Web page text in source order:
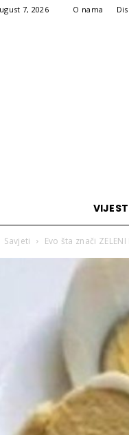
7, 2026 O nama
Savjeti Evo šta znači